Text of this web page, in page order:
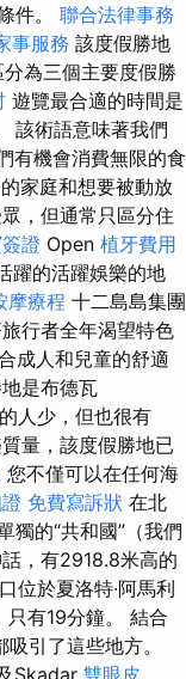
件。 聯合法律事務
事服務 該度假勝地
為三個主要度假勝
遊覽最合適的時間是
該術語意味著我們
有機會消費無限的食
家庭和想要被動放
，但通常只區分住
證 Open 植牙費用
躍的活躍娛樂的地
摩療程 十二島島集團
行者全年渴望特色
成人和兒童的舒適
是布德瓦
人少，但也很有
量，該度假勝地已
您不僅可以在任何海
免費寫訴狀 在北
獨的“共和國”（我們
，有2918.8米高的
位於夏洛特·阿馬利
有19分鐘。 結合
引了這些地方。
Skadar 雙眼皮